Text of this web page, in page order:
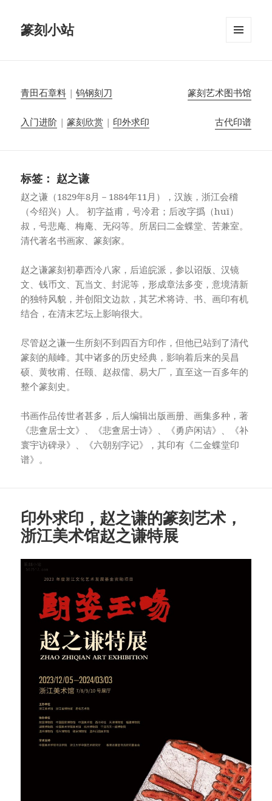
篆刻小站
青田石章料 |钨钢刻刀 篆刻艺术图书馆
入门进阶 |篆刻欣赏 | 印外求印 古代印谱
标签： 赵之谦
赵之谦（1829年8月－1884年11月），汉族，浙江会稽
（今绍兴）人。 初字益甫，号冷君；后改字撝（huī）
叔，号悲庵、梅庵、无闷等。所居曰二金蝶堂、苦兼室。
清代著名书画家、篆刻家。
赵之谦篆刻初摹西泠八家，后追皖派，参以诏版、汉镜
文、钱币文、瓦当文、封泥等，形成章法多变，意境清新
的独特风貌，并创阳文边款，其艺术将诗、书、画印有机
结合，在清末艺坛上影响很大。
尽管赵之谦一生所刻不到四百方印作，但他已站到了清代
篆刻的颠峰。其中诸多的历史经典，影响着后来的吴昌
硕、黄牧甫、任颐、赵叔儒、易大厂，直至这一百多年的
整个篆刻史。
书画作品传世者甚多，后人编辑出版画册、画集多种，著
《悲盦居士文》、《悲盦居士诗》、《勇庐闲诘》、《补
寰宇访碑录》、《六朝别字记》，其印有《二金蝶堂印
谱》。
印外求印，赵之谦的篆刻艺术，
浙江美术馆赵之谦特展